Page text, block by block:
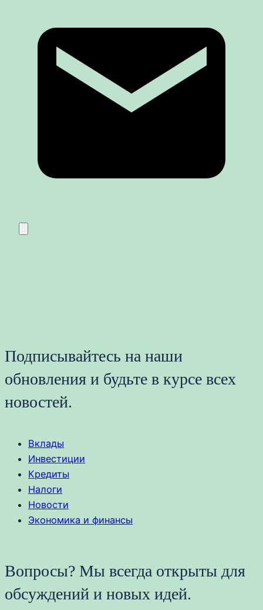
Подписывайтесь на наши
обновления и будьте в курсе всех
новостей.
Вклады
Инвестиции
Кредиты
Налоги
Новости
Экономика и финансы
Вопросы? Мы всегда открыты для
обсуждений и новых идей.